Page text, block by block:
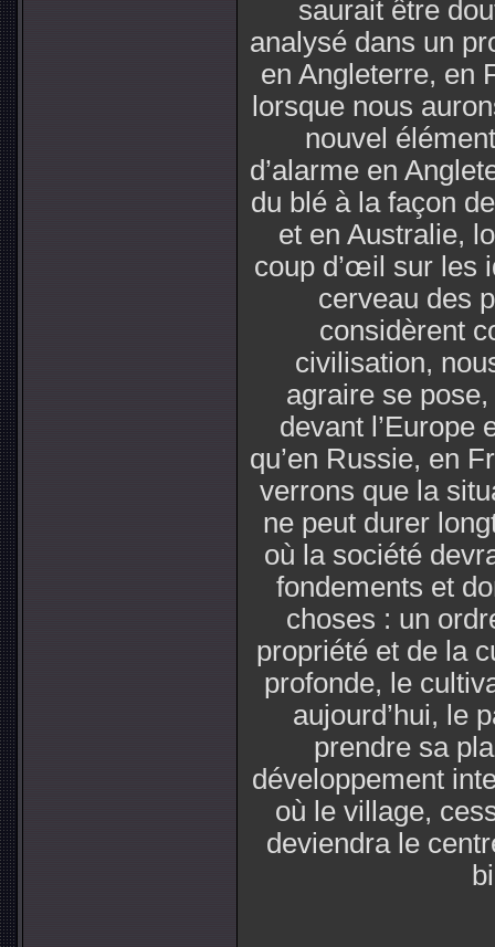
saurait être
analysé dans un
en Angleterre, en
lorsque nous
nouvel
d’alarme en
du blé à la façon
et en Australie,
coup d’œil sur les
cerveau des
considèrent
civilisation,
agraire se
devant l’Europe
qu’en Russie, en
verrons que la
ne peut durer
où la société
fondements et
choses : un
propriété et de la
profonde, le
aujourd’hui, le
prendre sa
développement
où le village,
deviendra le